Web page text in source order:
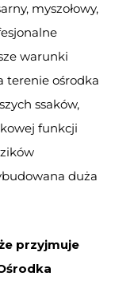
myszołowy,
warunki
terenie ośrodka
ssaków,
funkcji
duża
przyjmuje